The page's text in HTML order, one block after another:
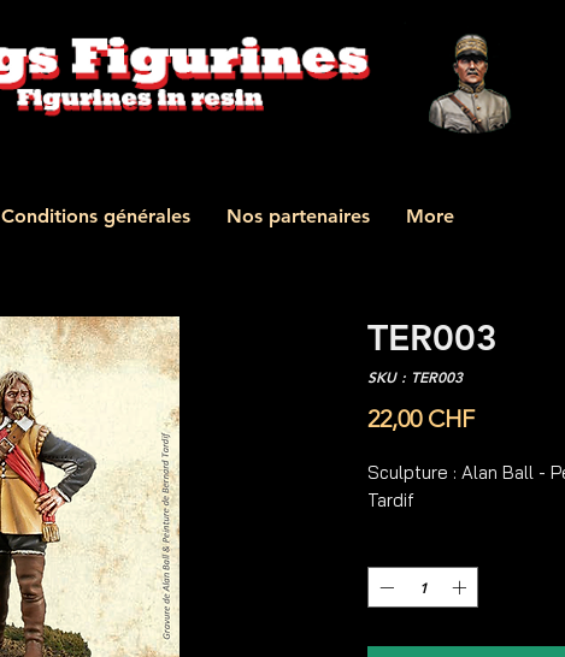
Conditions générales Nos partenaires More
TER003
SKU : TER003
22,00 CHFPrix
Sculpture : Alan Ball -
Tardif